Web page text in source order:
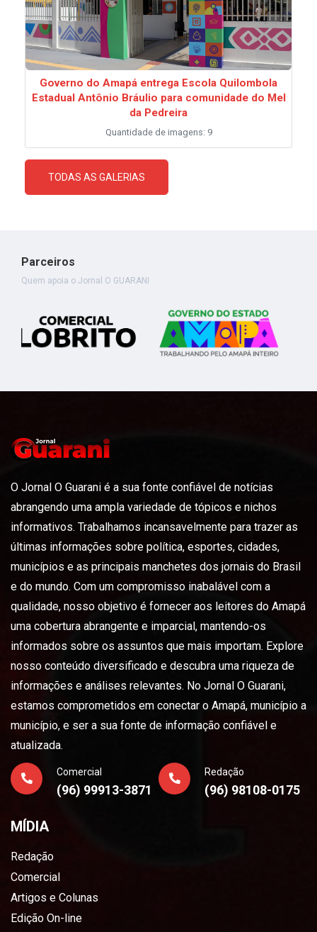
Governo do Amapá entrega Escola Quilombola
Estadual Antônio Bráulio para comunidade do Mel
da Pedreira
Quantidade de imagens: 9
TODAS AS GALERIAS
Parceiros
Quem apoia o Jornal O GUARANI
O Jornal O Guarani é a sua fonte confiável de notícias
abrangendo uma ampla variedade de tópicos e nichos
informativos. Trabalhamos incansavelmente para trazer as
últimas informações sobre política, esportes, cidades,
municípios e as principais manchetes dos jornais do Brasil
e do mundo. Com um compromisso inabalável com a
qualidade, nosso objetivo é fornecer aos leitores do Amapá
uma cobertura abrangente e imparcial, mantendo-os
informados sobre os assuntos que mais importam. Explore
nosso conteúdo diversificado e descubra uma riqueza de
informações e análises relevantes. No Jornal O Guarani,
estamos comprometidos em conectar o Amapá, município a
município, e ser a sua fonte de informação confiável e
atualizada.
Comercial
(96) 99913-3871
Redação
(96) 98108-0175
MÍDIA
Redação
Comercial
Artigos e Colunas
Edição On-line